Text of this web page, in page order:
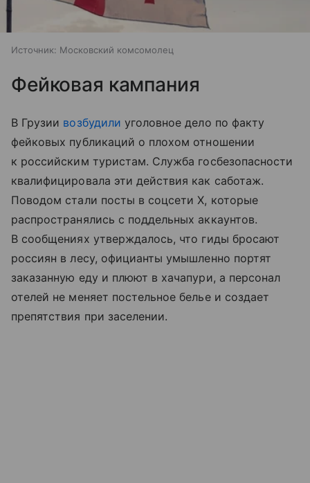
Источник: Московский комсомолец
Фейковая кампания
В Грузии возбудили уголовное дело по факту
фейковых публикаций о плохом отношении
к российским туристам. Служба госбезопасности
квалифицировала эти действия как саботаж.
Поводом стали посты в соцсети X, которые
распространялись с поддельных аккаунтов.
В сообщениях утверждалось, что гиды бросают
россиян в лесу, официанты умышленно портят
заказанную еду и плюют в хачапури, а персонал
отелей не меняет постельное белье и создает
препятствия при заселении.